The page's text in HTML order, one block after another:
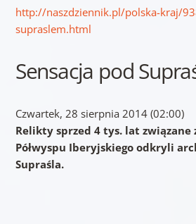
http://naszdziennik.pl/polska-kraj/
supraslem.html
Sensacja pod
Czwartek, 28 sierpnia 2014 (02:00)
Relikty sprzed 4 tys. lat związane
Półwyspu Iberyjskiego odkryli
Supraśla.